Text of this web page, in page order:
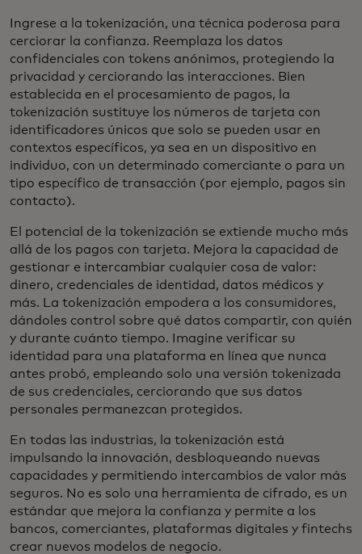
Ingrese a la tokenización, una técnica poderosa para
cerciorar la confianza. Reemplaza los datos
confidenciales con tokens anónimos, protegiendo la
privacidad y cerciorando las interacciones. Bien
establecida en el procesamiento de pagos, la
tokenización sustituye los números de tarjeta con
identificadores únicos que solo se pueden usar en
contextos específicos, ya sea en un dispositivo en
individuo, con un determinado comerciante o para un
tipo específico de transacción (por ejemplo, pagos sin
contacto).
El potencial de la tokenización se extiende mucho más
allá de los pagos con tarjeta. Mejora la capacidad de
gestionar e intercambiar cualquier cosa de valor:
dinero, credenciales de identidad, datos médicos y
más. La tokenización empodera a los consumidores,
dándoles control sobre qué datos compartir, con quién
y durante cuánto tiempo. Imagine verificar su
identidad para una plataforma en línea que nunca
antes probó, empleando solo una versión tokenizada
de sus credenciales, cerciorando que sus datos
personales permanezcan protegidos.
En todas las industrias, la tokenización está
impulsando la innovación, desbloqueando nuevas
capacidades y permitiendo intercambios de valor más
seguros. No es solo una herramienta de cifrado, es un
estándar que mejora la confianza y permite a los
bancos, comerciantes, plataformas digitales y fintechs
crear nuevos modelos de negocio.